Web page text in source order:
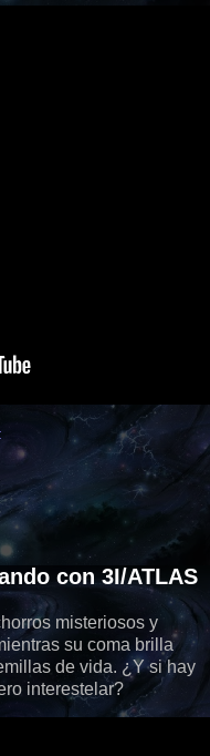
con 3I/ATLAS
misteriosos y
su coma brilla
de vida. ¿Y si hay
interestelar?